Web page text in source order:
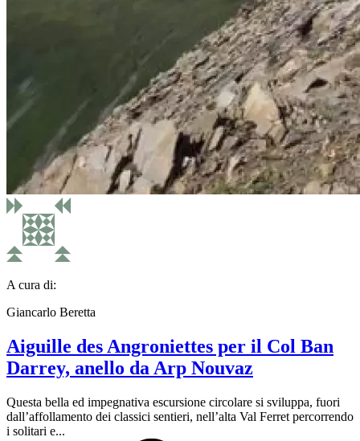
A cura di:
Giancarlo Beretta
Aiguille des Angroniettes per il Col Ban
Darrey, anello da Arp Nouvaz
Questa bella ed impegnativa escursione circolare si sviluppa, fuori
dall’affollamento dei classici sentieri, nell’alta Val Ferret percorrendo
i solitari e...